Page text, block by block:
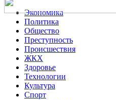
Экономика
Политика
Общество
Преступность
Происшествия
ЖКХ
Здоровье
Технологии
Культура
Спорт